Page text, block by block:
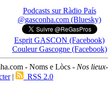
Podcasts sur Ràdio País
@gasconha.com (Bluesky)
Esprit GASCON (Facebook)
Couleur Gascogne (Facebook)
- Noms e Lòcs - Nos
| RSS 2.0